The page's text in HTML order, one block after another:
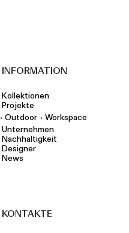
INFORMATION
Kollektionen
Projekte
• Outdoor • Workspace
Unternehmen
Nachhaltigkeit
Designer
News
KONTAKTE